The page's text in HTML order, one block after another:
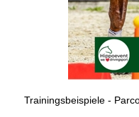
Trainingsbeispiele -